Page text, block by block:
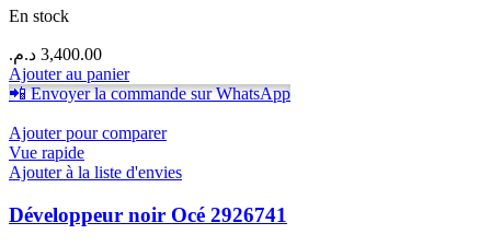
En stock
3,400.00 د.م.
Ajouter au panier
📲 Envoyer la commande sur WhatsApp
Ajouter pour comparer
Vue rapide
Ajouter à la liste d'envies
Développeur noir Océ 2926741